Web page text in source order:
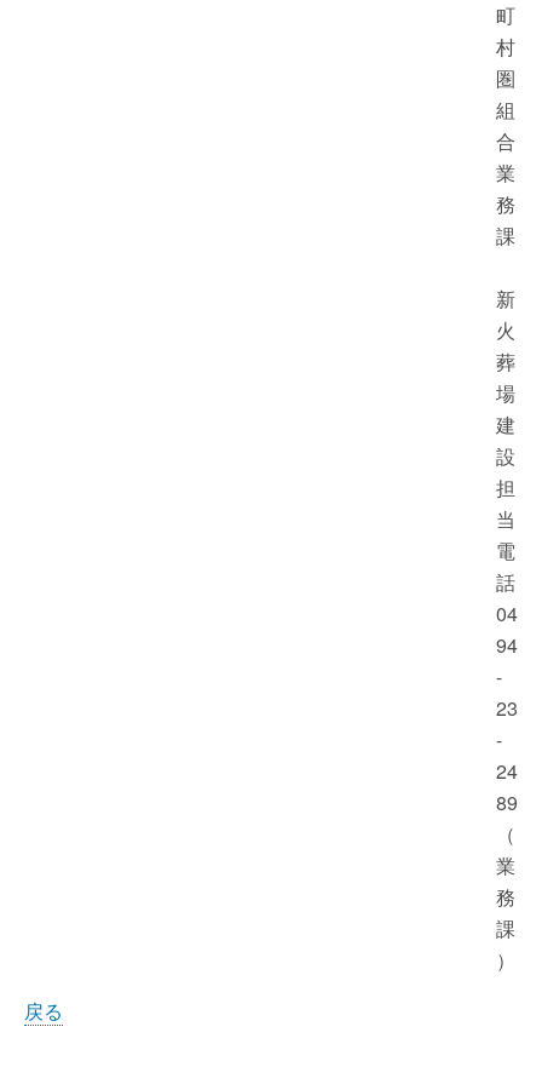
町
村
圏
組
合
業
務
課
新
火
葬
場
建
設
担
当
電
話
04
94
-
23
-
24
89
（
業
務
課
）
戻る